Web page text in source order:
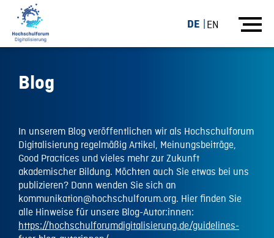
DE EN
Blog
In unserem Blog veröffentlichen wir als Hochschulforum
Digitalisierung regelmäßig Artikel, Meinungsbeiträge,
Good Practices und vieles mehr zur Zukunft
akademischer Bildung. Möchten auch Sie etwas bei uns
publizieren? Dann wenden Sie sich an
kommunikation@hochschulforum.org. Hier finden Sie
alle Hinweise für unsere Blog-Autor:innen:
https://hochschulforumdigitalisierung.de/guidelines-